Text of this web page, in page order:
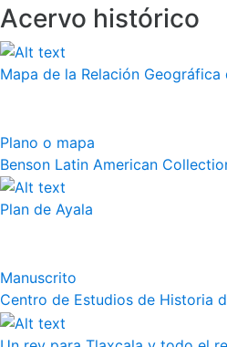
Acervo histórico
Mapa de la Relación Geográfica
Plano o mapa
Benson Latin American
Plan de Ayala
Manuscrito
Centro de Estudios de Historia